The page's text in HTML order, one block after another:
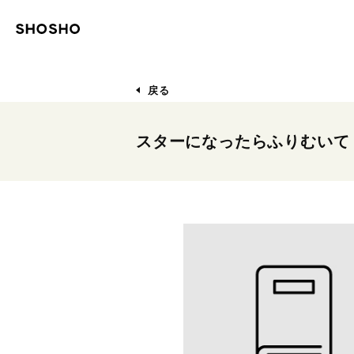
戻る
スターになったらふりむい